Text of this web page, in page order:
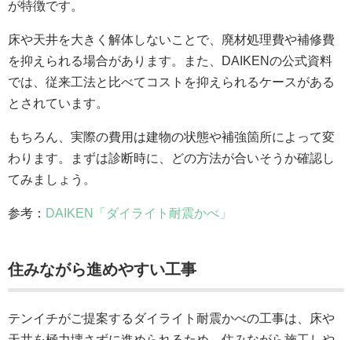
が特徴です。
床や天井を大きく解体しないことで、廃材処理費や補修費
を抑えられる場合があります。また、DAIKENの公式資料
では、従来工法と比べてコストを抑えられるケースがある
とされています。
もちろん、実際の費用は建物の状態や補強箇所によって変
わります。まずは診断時に、どの方法が合いそうか確認し
てみましょう。
参考： DAIKEN「ダイライト耐震かべ」
住みながら進めやすい工事
テンイチがご提案するダイライト耐震かべの工事は、床や